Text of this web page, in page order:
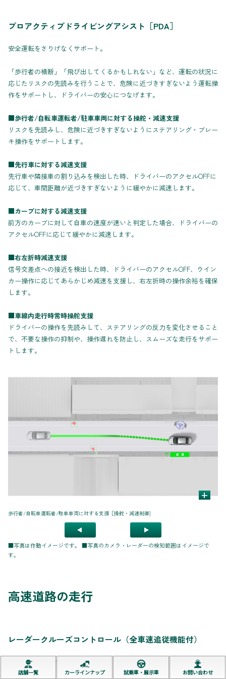
プロアクティブドライビングアシスト［PDA］
安全運転をさりげなくサポート。
「歩行者の横断」「飛び出してくるかもしれない」など、運転の状況に
応じたリスクの先読みを行うことで、危険に近づきすぎないよう運転操
作をサポートし、ドライバーの安心につなげます。
■歩行者/自転車運転者/駐車車両に対する操舵・減速支援
リスクを先読みし、危険に近づきすぎないようにステアリング・ブレー
キ操作をサポートします。
■先行車に対する減速支援
先行車や隣接車の割り込みを検出した時、ドライバーのアクセルOFFに
応じて、車間距離が近づきすぎないように緩やかに減速します。
■カーブに対する減速支援
前方のカーブに対して自車の速度が速いと判定した場合、ドライバーの
アクセルOFFに応じて緩やかに減速します。
■右左折時減速支援
信号交差点への接近を検出した時、ドライバーのアクセルOFF、ウイン
カー操作に応じてあらかじめ減速を支援し、右左折時の操作余裕を確保
します。
■車線内走行時常時操舵支援
ドライバーの操作を先読みして、ステアリングの反力を変化させること
で、不要な操作の抑制や、操作遅れを防止し、スムーズな走行をサポー
トします。
+
歩行者/自転車運転者/駐車車両に対する支援［操舵・減速制御]
■写真は作動イメージです。 ■写真のカメラ・レーダーの検知範囲はイメージで
す。
高速道路の走行
レーダークルーズコントロール（全車速追従機能付）
ついていくをサポート。
店舗一覧 カーラインナップ 試乗車・展示車 お問い合わせ